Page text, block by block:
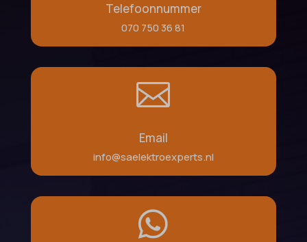
Telefoonnummer
070 750 36 81

Email
info@saelektroexperts.nl
